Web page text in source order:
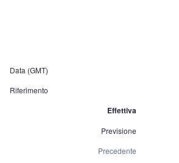
Data (GMT)
Riferimento
Effettiva
Previsione
Precedente